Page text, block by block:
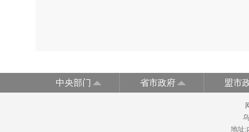
中央部门 省市政府 盟市
地址: